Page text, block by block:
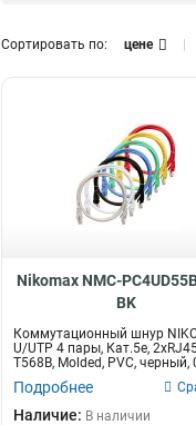
05м 17
15м 18
28
305м 55
03м 1
100м 3
Тип кабеля
F/UTP 34
S/FTP 36
AWG
23AWG 21
24AWG 42
26AWG
Сортировать по: цене
Nikomax NMC-
BK
Коммутационный шнур
U/UTP 4 пары, Кат.5е,
T568B, Molded, PVC, черный,
Подробнее
Наличие: В наличии